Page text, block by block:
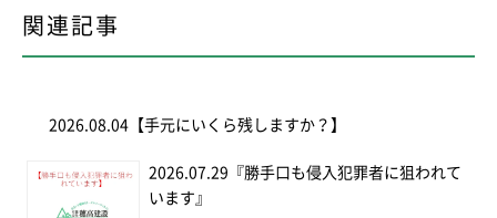
関連記事
2026.08.04 【手元にいくら残しますか？】
2026.07.29 『勝手口も侵入犯罪者に狙われて
います』